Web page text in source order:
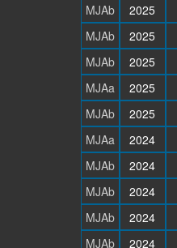
MJAb
2025
MJAb
2025
MJAb
2025
MJAa
2025
MJAb
2025
MJAa
2024
MJAb
2024
MJAb
2024
MJAb
2024
MJAb
2024